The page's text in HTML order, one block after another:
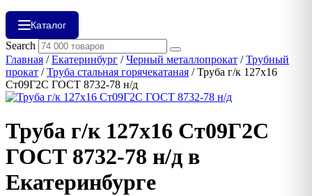
Каталог
Search
Главная /Екатеринбург /Черный металлопрокат /Трубный
прокат /Труба стальная горячекатаная / Труба г/к 127х16
Ст09Г2С ГОСТ 8732-78 н/д
Труба г/к 127х16 Ст09Г2С
ГОСТ 8732-78 н/д в
Екатеринбурге